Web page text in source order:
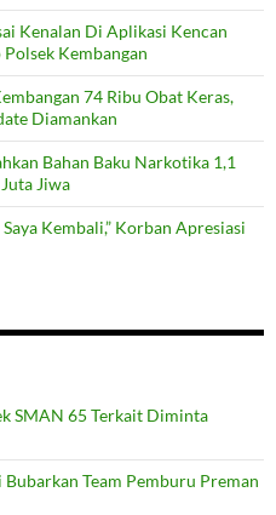
Kenalan Di Aplikasi Kencan
Kembangan
74 Ribu Obat Keras,
Diamankan
Bahan Baku Narkotika 1,1
Jiwa
Kembali,” Korban Apresiasi
SMAN 65 Terkait Diminta
Bubarkan Team Pemburu Preman